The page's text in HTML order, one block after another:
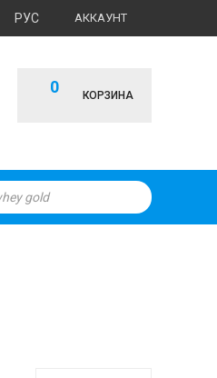
АККАУНТ
РУС
0 КОРЗИНА